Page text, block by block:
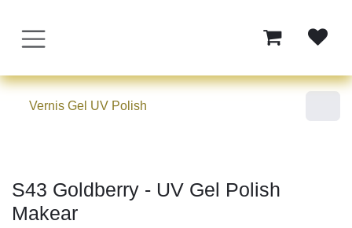
Vernis Gel UV Polish
S43 Goldberry - UV Gel Polish
Makear